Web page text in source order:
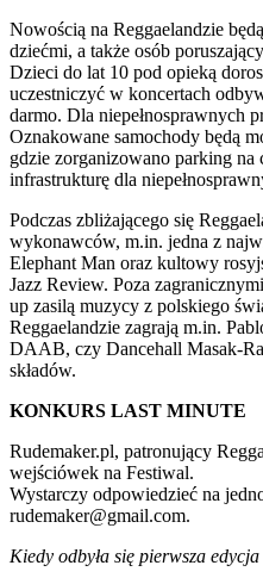
Nowością na Reggaelandzie
dziećmi, a także osób
Dzieci do lat 10 pod opieką
uczestniczyć w koncertach
darmo. Dla niepełnosprawnych
Oznakowane samochody będą
gdzie zorganizowano parking na
infrastrukturę dla
Podczas zbliżającego się
wykonawców, m.in. jedna z
Elephant Man oraz kultowy
Jazz Review. Poza
up zasilą muzycy z polskiego
Reggaelandzie zagrają m.in.
DAAB, czy Dancehall Masak-
składów.
KONKURS LAST MINUTE
Rudemaker.pl, patronujący
wejściówek na Festiwal.
Wystarczy odpowiedzieć na
rudemaker@gmail.com.
Kiedy odbyła się pierwsza